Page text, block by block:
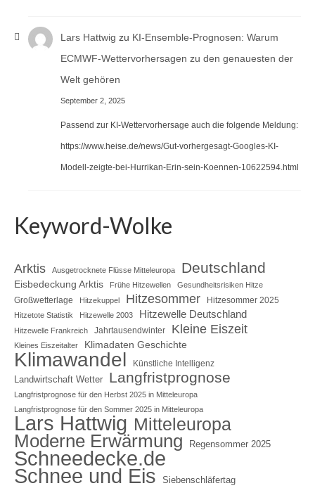
Lars Hattwig zu KI-Ensemble-Prognosen: Warum
ECMWF-Wettervorhersagen zu den genauesten der
Welt gehören
September 2, 2025
Passend zur KI-Wettervorhersage auch die folgende Meldung:
https://www.heise.de/news/Gut-vorhergesagt-Googles-KI-
Modell-zeigte-bei-Hurrikan-Erin-sein-Koennen-10622594.html
Keyword-Wolke
Arktis Ausgetrocknete Flüsse Mitteleuropa Deutschland
Eisbedeckung Arktis Frühe Hitzewellen Gesundheitsrisiken Hitze
Großwetterlage Hitzekuppel Hitzesommer Hitzesommer 2025
Hitzetote Statistik Hitzewelle 2003 Hitzewelle Deutschland
Hitzewelle Frankreich Jahrtausendwinter Kleine Eiszeit
Kleines Eiszeitalter Klimadaten Geschichte
Klimawandel Künstliche Intelligenz
Landwirtschaft Wetter Langfristprognose
Langfristprognose für den Herbst 2025 in Mitteleuropa
Langfristprognose für den Sommer 2025 in Mitteleuropa
Lars Hattwig Mitteleuropa
Moderne Erwärmung Regensommer 2025
Schneedecke.de
Schnee und Eis Siebenschläfertag